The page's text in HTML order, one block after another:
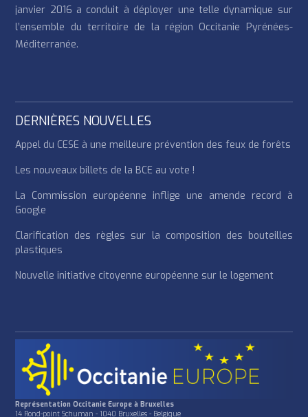
janvier 2016 a conduit à déployer une telle dynamique sur
l’ensemble du territoire de la région Occitanie Pyrénées-
Méditerranée.
DERNIÈRES NOUVELLES
Appel du CESE à une meilleure prévention des feux de forêts
Les nouveaux billets de la BCE au vote !
La Commission européenne inflige une amende record à
Google
Clarification des règles sur la composition des bouteilles
plastiques
Nouvelle initiative citoyenne européenne sur le logement
Représentation Occitanie Europe à Bruxelles
14 Rond-point Schuman - 1040 Bruxelles - Belgique